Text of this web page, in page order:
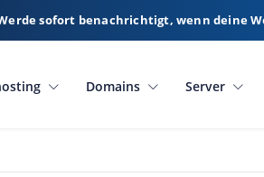
Werde sofort benachrichtigt, wenn deine
Domains Server